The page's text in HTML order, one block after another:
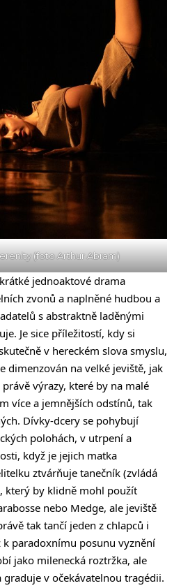
(foto Arthur Abram)
jednoaktové drama
zvonů a naplněné hudbou a
s abstraktně laděnými
Je sice příležitostí, kdy si
v hereckém slova smyslu,
dimenzován na velké jeviště, jak
výrazy, které by na malé
více a jemnějších odstínů, tak
Dívky-dcery se pohybují
polohách, v utrpení a
když je jejich matka
ztvárňuje tanečník (zvládá
který by klidně mohl použít
nebo Medge, ale jeviště
tak tančí jeden z chlapců i
k paradoxnímu posunu vyznění
jako milenecká roztržka, ale
v očekávatelnou tragédii.